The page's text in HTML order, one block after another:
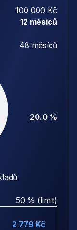
100 000 Kč
12 měsíců
48 měsíců
20.0 %
50 % (limit)
2 779 Kč